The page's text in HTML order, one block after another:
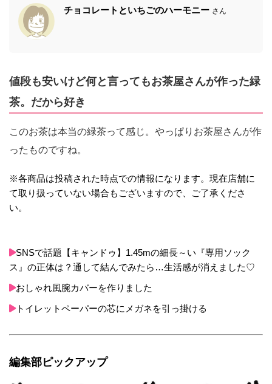
チョコレートといちごのハーモニー さん
値段も安いけど何と言ってもお茶屋さんが作った緑
茶。だから好き
このお茶は本当の緑茶って感じ。やっぱりお茶屋さんが作
ったものですね。
※各商品は投稿された時点での情報になります。現在店舗に
て取り扱っていない場合もございますので、ご了承くださ
い。
SNSで話題【キャンドゥ】1.45mの細長～い『専用ソック
ス』の正体は？通して結んでみたら…生活感が消えました♡
おしゃれ風腕カバーを作りました
トイレットペーパーの芯にメガネを引っ掛ける
編集部ピックアップ